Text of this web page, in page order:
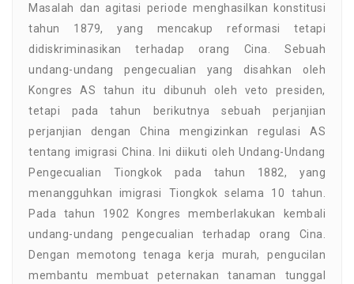
Masalah dan agitasi periode menghasilkan konstitusi
tahun 1879, yang mencakup reformasi tetapi
didiskriminasikan terhadap orang Cina. Sebuah
undang-undang pengecualian yang disahkan oleh
Kongres AS tahun itu dibunuh oleh veto presiden,
tetapi pada tahun berikutnya sebuah perjanjian
perjanjian dengan China mengizinkan regulasi AS
tentang imigrasi China. Ini diikuti oleh Undang-Undang
Pengecualian Tiongkok pada tahun 1882, yang
menangguhkan imigrasi Tiongkok selama 10 tahun.
Pada tahun 1902 Kongres memberlakukan kembali
undang-undang pengecualian terhadap orang Cina.
Dengan memotong tenaga kerja murah, pengucilan
membantu membuat peternakan tanaman tunggal